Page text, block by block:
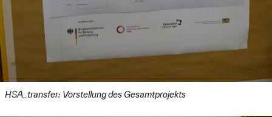
HSA_transfer: Vorstellung des Gesamtprojekts